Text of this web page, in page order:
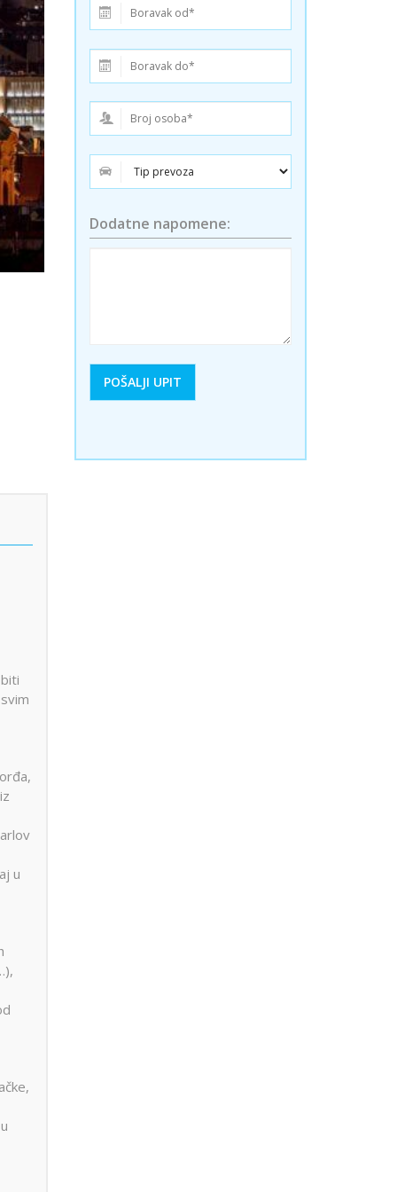
Solun polazak iz Niša
Temišvar polazak iz Niša
u
Dodatne napomene: